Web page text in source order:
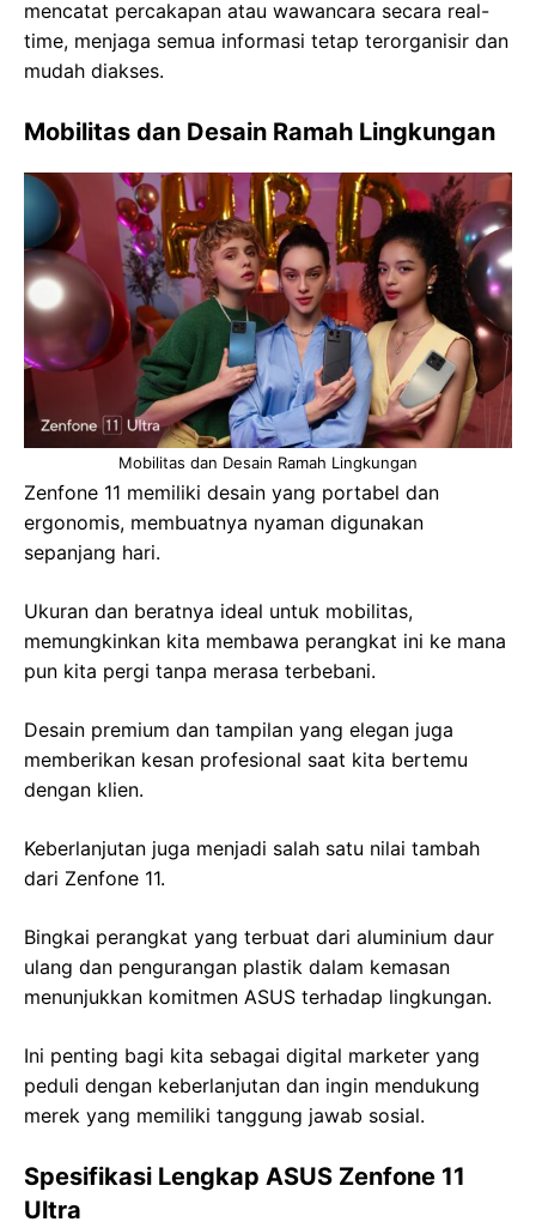
mencatat percakapan atau wawancara secara real-
time, menjaga semua informasi tetap terorganisir dan
mudah diakses.
Mobilitas dan Desain Ramah Lingkungan
Mobilitas dan Desain Ramah Lingkungan
Zenfone 11 memiliki desain yang portabel dan
ergonomis, membuatnya nyaman digunakan
sepanjang hari.
Ukuran dan beratnya ideal untuk mobilitas,
memungkinkan kita membawa perangkat ini ke mana
pun kita pergi tanpa merasa terbebani.
Desain premium dan tampilan yang elegan juga
memberikan kesan profesional saat kita bertemu
dengan klien.
Keberlanjutan juga menjadi salah satu nilai tambah
dari Zenfone 11.
Bingkai perangkat yang terbuat dari aluminium daur
ulang dan pengurangan plastik dalam kemasan
menunjukkan komitmen ASUS terhadap lingkungan.
Ini penting bagi kita sebagai digital marketer yang
peduli dengan keberlanjutan dan ingin mendukung
merek yang memiliki tanggung jawab sosial.
Spesifikasi Lengkap ASUS Zenfone 11
Ultra